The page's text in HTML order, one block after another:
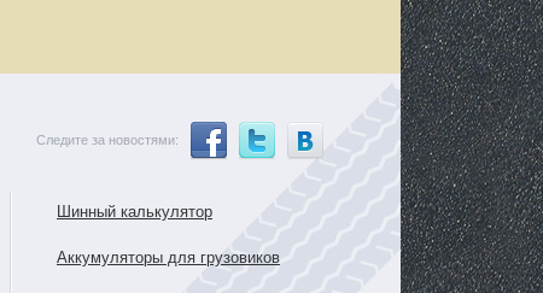
Следите за новостями:
Шинный калькулятор
Аккумуляторы для грузовиков